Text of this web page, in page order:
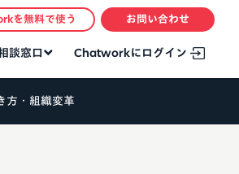
談窓口 Chatworkにログイン
を無料で使う お問い合わせ
方・組織変革